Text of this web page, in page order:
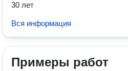
30 лет
Вся информация
Примеры работ